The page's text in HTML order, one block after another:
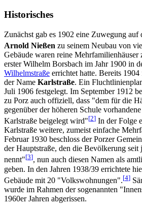
Historisches
Zunächst gab es 1902 eine Zuwegung auf
Arnold Nießen zu seinem Neubau von
Gebäude waren reine Mehrfamilienhäuser
erster Wilhelm Borsbach im Jahr 1900 in
Wilhelmstraße errichtet hatte. Bereits
der Name Karlstraße. Ein
Juli 1906 festgelegt. Im September 1912
zu Porz auch offiziell, dass "dem für die
gegenüber der höheren Schule
Karlstraße beigelegt wird"[2] In der Folge
Karlstraße weitere, zumeist einfache
Februar 1930 beschloss der Porzer
der Hauptstraße, den die Bevölkerung seit
nennt"[3], nun auch diesen Namen als
geben. In den Jahren 1938/39 errichtete
Gebäude mit 20 "Volkswohnungen".[4]
wurde im Rahmen der sogenannten
1960er Jahren abgerissen.